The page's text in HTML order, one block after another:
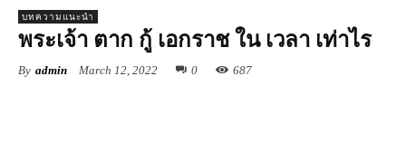
บทความแนะนำ
พระเจ้า ตาก กู้ เอกราช ใน เวลา เท่าไร
By admin March 12, 2022 0 687